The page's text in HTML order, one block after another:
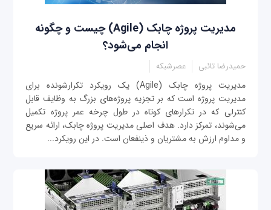
مدیریت پروژه چابک (Agile) چیست و چگونه
انجام می‌شود؟
حمیدرضا تائبی عصرشبکه
مدیریت پروژه چابک (Agile) یک رویکرد تکرارشونده برای
مدیریت پروژه است که بر تجزیه پروژه‌های بزرگ به وظایف قابل
کنترلی که در تکرارهای کوتاه در طول چرخه عمر پروژه تکمیل
می‌شوند، تمرکز دارد. هدف اصلی مدیریت پروژه چابک، ارائه سریع
و مداوم ارزش به مشتریان و ذینفعان است. در این رویکرد...